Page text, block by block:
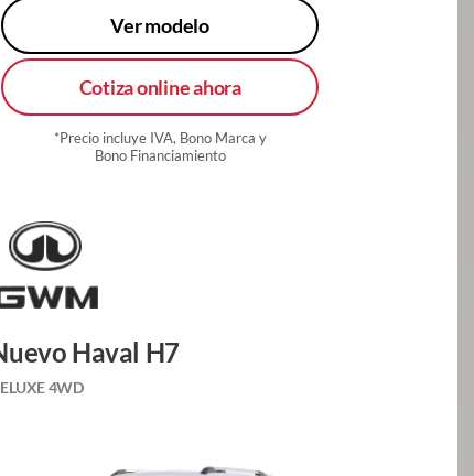
Ver modelo
Cotiza online ahora
*Precio incluye IVA, Bono Marca y
Bono Financiamiento
Haval H7
4WD